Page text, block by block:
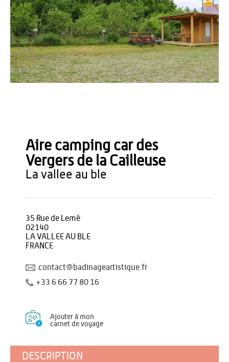
Aire camping car des
Vergers de la Cailleuse
la vallee au ble
35 Rue de Lemé
02140
LA VALLEE AU BLE
FRANCE
contact@badinageartistique.fr
+33 6 66 77 80 16
Ajouter à mon
carnet de voyage
DESCRIPTION